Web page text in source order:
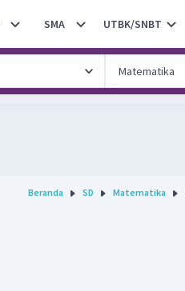
SMA UTBK/SNBT
Beranda SD Matematika